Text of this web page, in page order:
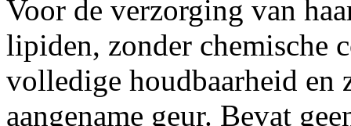
Voor de verzorging van
lipiden, zonder chemische
volledige houdbaarheid en
aangename geur. Bevat